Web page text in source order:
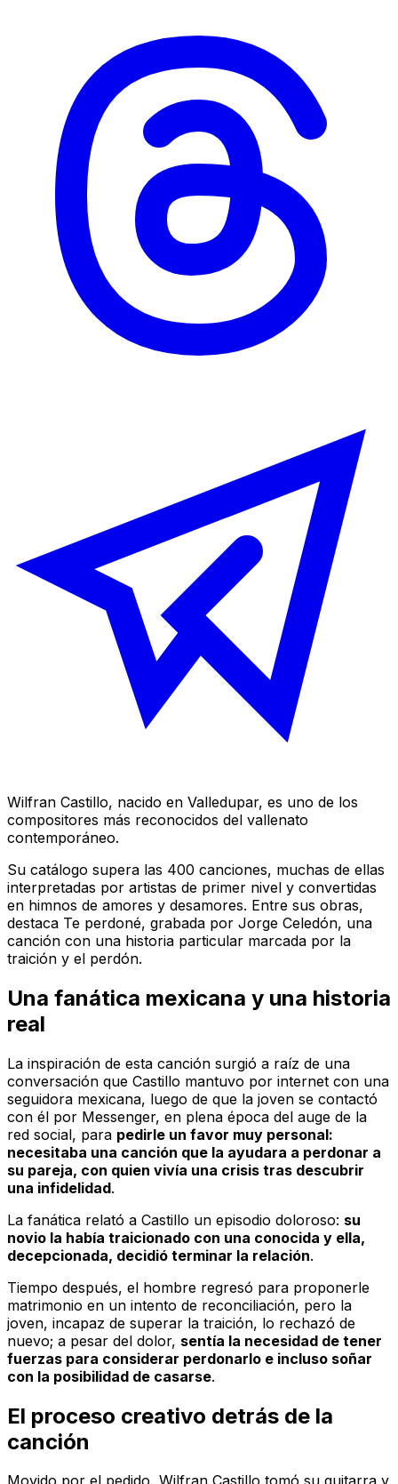
Wilfran Castillo, nacido en Valledupar, es uno de los
compositores más reconocidos del vallenato
contemporáneo.
Su catálogo supera las 400 canciones, muchas de ellas
interpretadas por artistas de primer nivel y convertidas
en himnos de amores y desamores. Entre sus obras,
destaca Te perdoné, grabada por Jorge Celedón, una
canción con una historia particular marcada por la
traición y el perdón.
Una fanática mexicana y una historia
real
La inspiración de esta canción surgió a raíz de una
conversación que Castillo mantuvo por internet con una
seguidora mexicana, luego de que la joven se contactó
con él por Messenger, en plena época del auge de la
red social, para pedirle un favor muy personal:
necesitaba una canción que la ayudara a perdonar a
su pareja, con quien vivía una crisis tras descubrir
una infidelidad.
La fanática relató a Castillo un episodio doloroso: su
novio la había traicionado con una conocida y ella,
decepcionada, decidió terminar la relación.
Tiempo después, el hombre regresó para proponerle
matrimonio en un intento de reconciliación, pero la
joven, incapaz de superar la traición, lo rechazó de
nuevo; a pesar del dolor, sentía la necesidad de tener
fuerzas para considerar perdonarlo e incluso soñar
con la posibilidad de casarse.
El proceso creativo detrás de la
canción